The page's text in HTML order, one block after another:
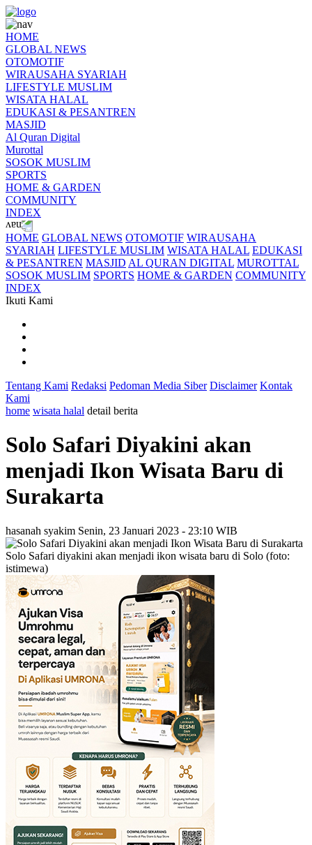
HOME
GLOBAL NEWS
OTOMOTIF
WIRAUSAHA SYARIAH
LIFESTYLE MUSLIM
WISATA HALAL
EDUKASI & PESANTREN
MASJID
Al Quran Digital
Murottal
SOSOK MUSLIM
SPORTS
HOME & GARDEN
COMMUNITY
INDEX
HOME GLOBAL NEWS OTOMOTIF WIRAUSAHA
SYARIAH LIFESTYLE MUSLIM WISATA HALAL EDUKASI
& PESANTREN MASJID AL QURAN DIGITAL MUROTTAL
SOSOK MUSLIM SPORTS HOME & GARDEN COMMUNITY
INDEX
Ikuti Kami
Tentang Kami Redaksi Pedoman Media Siber Disclaimer Kontak
Kami
home wisata halal detail berita
Solo Safari Diyakini akan
menjadi Ikon Wisata Baru di
Surakarta
hasanah syakim Senin, 23 Januari 2023 - 23:10 WIB
Solo Safari diyakini akan menjadi ikon wisata baru di Solo (foto:
istimewa)